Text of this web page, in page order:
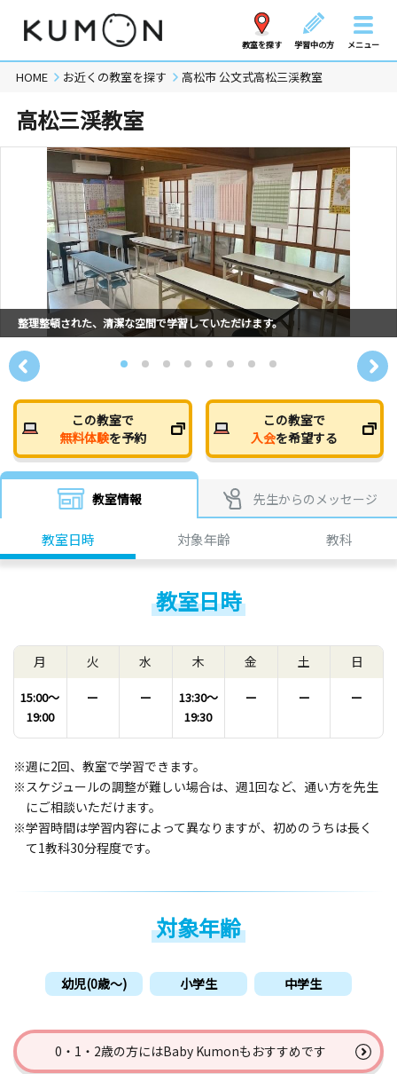
教室を探す 学習中の方 メニュー
HOME お近くの教室を探す 高松市 公文式高松三渓教室
高松三渓教室
整理整頓された、清潔な空間で学習していただけます。
この教室で
無料体験を予約
この教室で
入会を希望する
教室情報 先生からのメッセージ
教室日時 対象年齢 教科
教室日時
月
15:00〜
19:00
火
ー
水
ー
木
13:30〜
19:30
金
ー
土
ー
日
ー
※週に2回、教室で学習できます。
※スケジュールの調整が難しい場合は、週1回など、通い方を先生
にご相談いただけます。
※学習時間は学習内容によって異なりますが、初めのうちは長く
て1教科30分程度です。
対象年齢
幼児(0歳〜) 小学生 中学生
0・1・2歳の方にはBaby Kumonもおすすめです